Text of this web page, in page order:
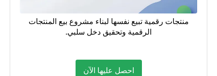
منتجات رقمية تبيع نفسها لبناء مشروع بيع المنتجات
الرقمية وتحقيق دخل سلبي.
احصل عليها الآن